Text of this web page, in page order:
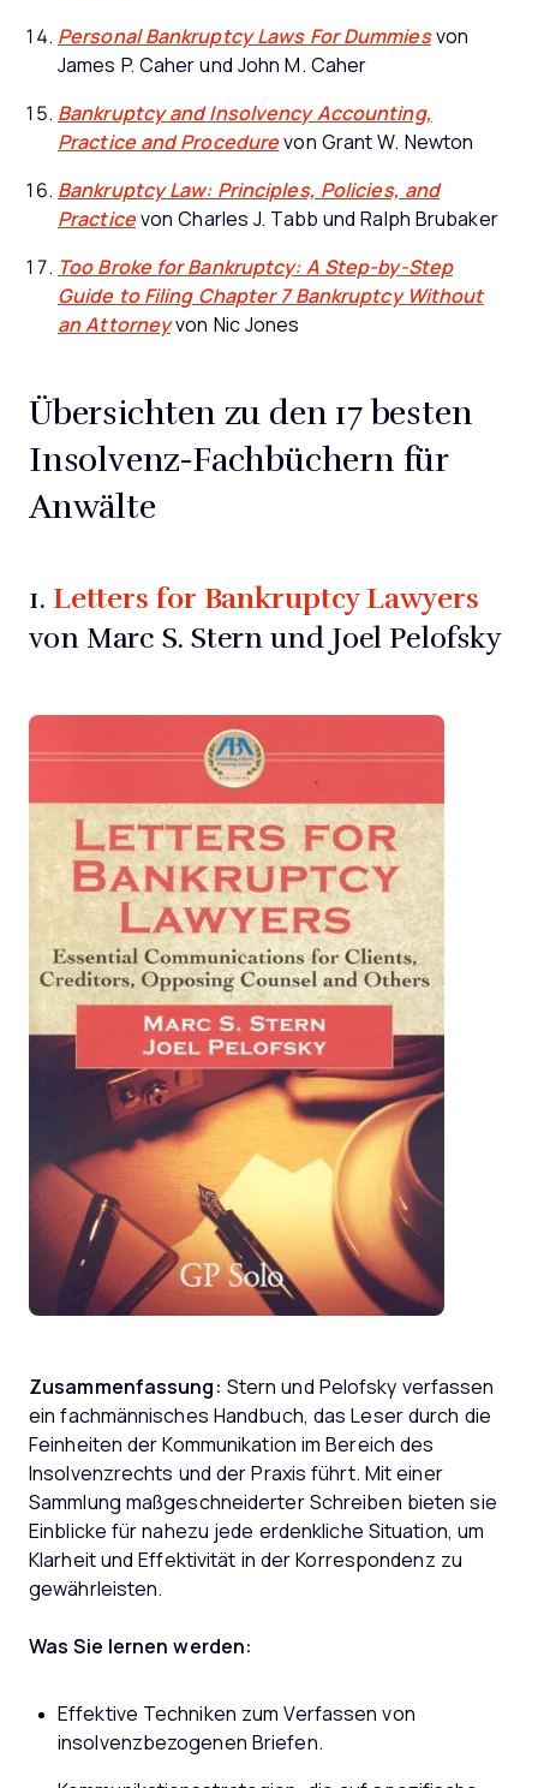
Personal Bankruptcy Laws For Dummiesvon
James P. Caher und John M. Caher
Bankruptcy and Insolvency Accounting,
Practice and Procedurevon Grant W. Newton
Bankruptcy Law: Principles, Policies, and
Practicevon Charles J. Tabb und Ralph Brubaker
Too Broke for Bankruptcy: A Step-by-Step
Guide to Filing Chapter 7 Bankruptcy Without
an Attorneyvon Nic Jones
Übersichten zu den 17 besten
Insolvenz-Fachbüchern für
Anwälte
1. Letters for Bankruptcy Lawyers
von Marc S. Stern und Joel Pelofsky
Zusammenfassung: Stern und Pelofsky verfassen
ein fachmännisches Handbuch, das Leser durch die
Feinheiten der Kommunikation im Bereich des
Insolvenzrechts und der Praxis führt. Mit einer
Sammlung maßgeschneiderter Schreiben bieten sie
Einblicke für nahezu jede erdenkliche Situation, um
Klarheit und Effektivität in der Korrespondenz zu
gewährleisten.
Was Sie lernen werden:
Effektive Techniken zum Verfassen von
insolvenzbezogenen Briefen.